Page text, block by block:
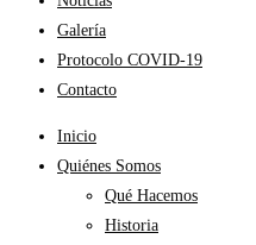
Galería
Protocolo COVID-19
Contacto
Inicio
Quiénes Somos
Qué Hacemos
Historia